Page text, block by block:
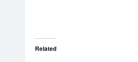
Related